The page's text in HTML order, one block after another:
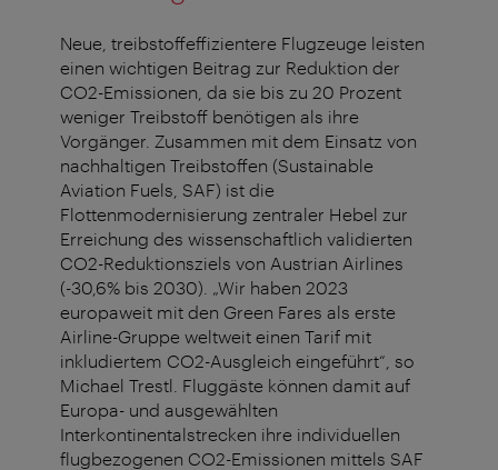
Neue, treibstoffeffizientere Flugzeuge leisten
einen wichtigen Beitrag zur Reduktion der
CO2-Emissionen, da sie bis zu 20 Prozent
weniger Treibstoff benötigen als ihre
Vorgänger. Zusammen mit dem Einsatz von
nachhaltigen Treibstoffen (Sustainable
Aviation Fuels, SAF) ist die
Flottenmodernisierung zentraler Hebel zur
Erreichung des wissenschaftlich validierten
CO2-Reduktionsziels von Austrian Airlines
(-30,6% bis 2030). „Wir haben 2023
europaweit mit den Green Fares als erste
Airline-Gruppe weltweit einen Tarif mit
inkludiertem CO2-Ausgleich eingeführt“, so
Michael Trestl. Fluggäste können damit auf
Europa- und ausgewählten
Interkontinentalstrecken ihre individuellen
flugbezogenen CO2-Emissionen mittels SAF